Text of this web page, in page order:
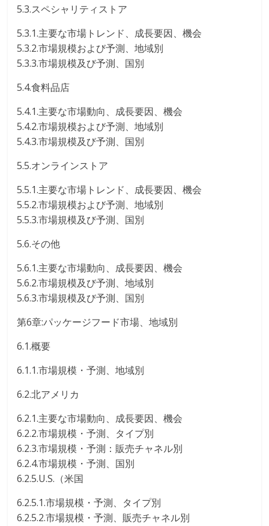
5.3.スペシャリティストア
5.3.1.主要な市場トレンド、成長要因、機会
5.3.2.市場規模および予測、地域別
5.3.3.市場規模及び予測、国別
5.4.食料品店
5.4.1.主要な市場動向、成長要因、機会
5.4.2.市場規模および予測、地域別
5.4.3.市場規模及び予測、国別
5.5.オンラインストア
5.5.1.主要な市場トレンド、成長要因、機会
5.5.2.市場規模および予測、地域別
5.5.3.市場規模及び予測、国別
5.6.その他
5.6.1.主要な市場動向、成長要因、機会
5.6.2.市場規模及び予測、地域別
5.6.3.市場規模及び予測、国別
第6章:パッケージフード市場、地域別
6.1.概要
6.1.1.市場規模・予測、地域別
6.2.北アメリカ
6.2.1.主要な市場動向、成長要因、機会
6.2.2.市場規模・予測、タイプ別
6.2.3.市場規模・予測：販売チャネル別
6.2.4.市場規模・予測、国別
6.2.5.U.S.（米国
6.2.5.1.市場規模・予測、タイプ別
6.2.5.2.市場規模・予測、販売チャネル別